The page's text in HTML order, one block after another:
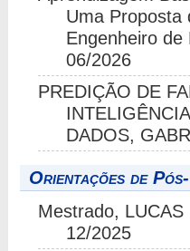
Uma Proposta
Engenheiro de
06/2026
PREDIÇÃO DE
DADOS,
Orientações de
Mestrado,
12/2025